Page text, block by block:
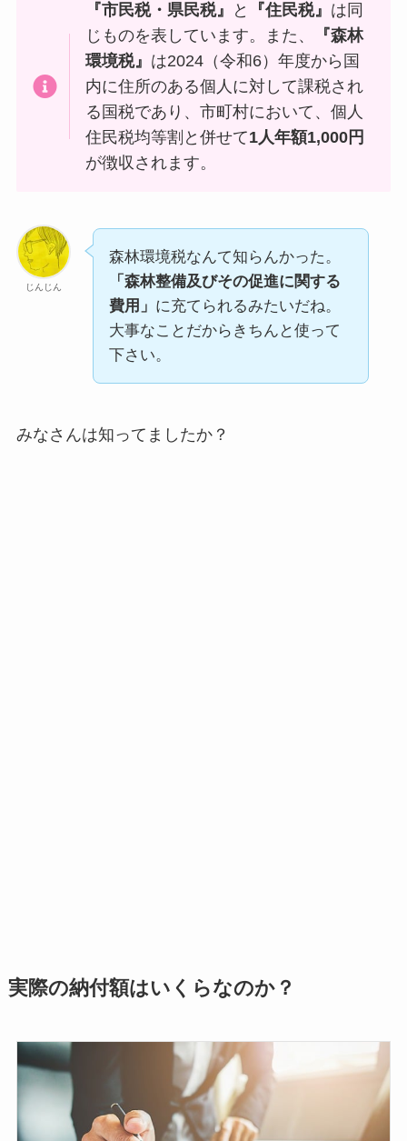
『市民税・県民税』 と 『住民税』 は同
じものを表しています。また、
『森林
環境税』 は2024（令和6）年度から国
内に住所のある個人に対して課税され
る国税であり、市町村において、個人
住民税均等割と併せて1人年額1,000円
が徴収されます。
じんじん
森林環境税なんて知らんかった。
「森林整備及びその促進に関する
費用」 に充てられるみたいだね。
大事なことだからきちんと使って
下さい。
みなさんは知ってましたか？
実際の納付額はいくらなのか？